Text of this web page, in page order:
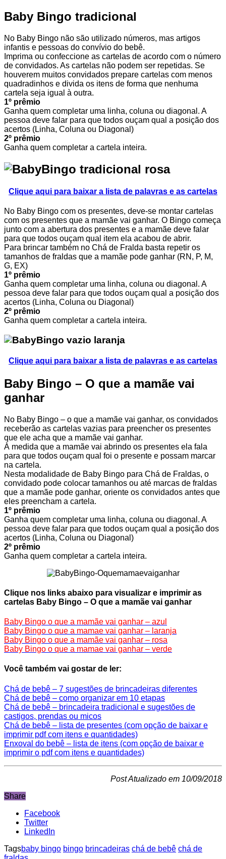
Baby Bingo tradicional
No Baby Bingo não são utilizado números, mas artigos
infantis e pessoas do convívio do bebê.
Imprima ou confeccione as cartelas de acordo com o número
de convidados. As cartelas não podem ser repetidas. Se
houverem muitos convidados prepare cartelas com menos
quadradinhos e divida os itens de forma que nenhuma
cartela seja igual à outra.
1º prêmio
Ganha quem completar uma linha, coluna ou diagonal. A
pessoa deve falar para que todos ouçam qual a posição dos
acertos (Linha, Coluna ou Diagonal)
2º prêmio
Ganha quem completar a cartela inteira.
Clique aqui para baixar a lista de palavras e as cartelas
No Baby Bingo com os presentes, deve-se montar cartelas
com os presentes que a mamãe vai ganhar. O Bingo começa
junto com a abertura dos presentes e a mamãe deve falar
para que todos ouçam qual item ela acabou de abrir.
Para brincar também no Chá de Fralda basta repetir os
tamanhos de fraldas que a mamãe pode ganhar (RN, P, M,
G, EX)
1º prêmio
Ganha quem completar uma linha, coluna ou diagonal. A
pessoa deve falar para que todos ouçam qual a posição dos
acertos (Linha, Coluna ou Diagonal)
2º prêmio
Ganha quem completar a cartela inteira.
Clique aqui para baixar a lista de palavras e as cartelas
Baby Bingo – O que a mamãe vai
ganhar
No Baby Bingo – o que a mamãe vai ganhar, os convidados
receberão as cartelas vazias para preencher os presentes
que ele acha que a mamãe vai ganhar.
À medida que a mamãe vai abrindo os presentes ela fala
para que todos ouçam qual foi o presente e possam marcar
na cartela.
Nesta modalidade de Baby Bingo para Chá de Fraldas, o
convidado pode colocar tamanhos ou até marcas de fraldas
que a mamãe pode ganhar, oriente os convidados antes que
eles preencham a cartela.
1º prêmio
Ganha quem completar uma linha, coluna ou diagonal. A
pessoa deve falar para que todos ouçam qual a posição dos
acertos (Linha, Coluna ou Diagonal)
2º prêmio
Ganha quem completar a cartela inteira.
Clique nos links abaixo para visualizar e imprimir as
cartelas Baby Bingo – O que a mamãe vai ganhar
Baby Bingo o que a mamãe vai ganhar – azul
Baby Bingo o que a mamae vai ganhar – laranja
Baby Bingo o que a mamãe vai ganhar – rosa
Baby Bingo o que a mamae vai ganhar – verde
Você também vai gostar de ler:
Chá de bebê – 7 sugestões de brincadeiras diferentes
Chá de bebê – como organizar em 10 etapas
Chá de bebê – brincadeira tradicional e sugestões de
castigos, prendas ou micos
Chá de bebê – lista de presentes (com opção de baixar e
imprimir pdf com itens e quantidades)
Enxoval do bebê – lista de itens (com opção de baixar e
imprimir o pdf com itens e quantidades)
Post Atualizado em 10/09/2018
Share
Facebook
Twitter
LinkedIn
Tagsbaby bingo bingo brincadeiras chá de bebê chá de